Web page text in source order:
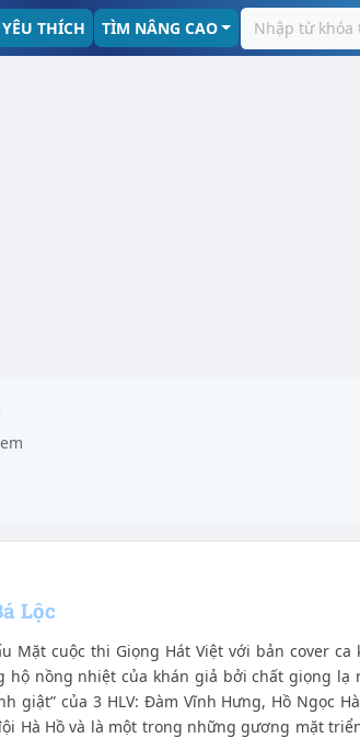
YÊU THÍCH TÌM NÂNG CAO
Lộc
Mặt cuộc thi Giọng Hát Việt với bản cover ca
nồng nhiệt của khán giả bởi chất giọng lạ
giật” của 3 HLV: Đàm Vĩnh Hưng, Hồ Ngọc
Hà Hồ và là một trong những gương mặt